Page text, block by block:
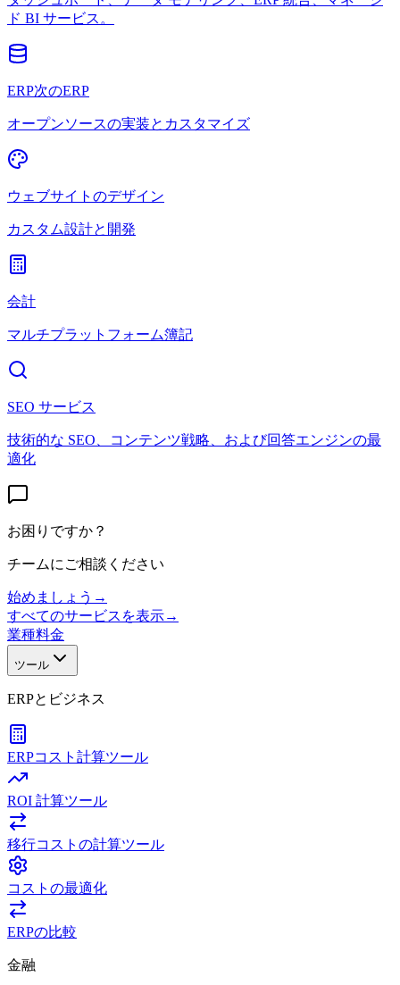
ド BI サービス。
ERP次のERP
オープンソースの実装とカスタマイズ
ウェブサイトのデザイン
カスタム設計と開発
会計
マルチプラットフォーム簿記
SEO サービス
技術的な SEO、コンテンツ戦略、および回答エンジンの最
適化
お困りですか？
チームにご相談ください
始めましょう →
すべてのサービスを表示→
業種料金
ツール
ERPとビジネス
ERPコスト計算ツール
ROI 計算ツール
移行コストの計算ツール
コストの最適化
ERPの比較
金融